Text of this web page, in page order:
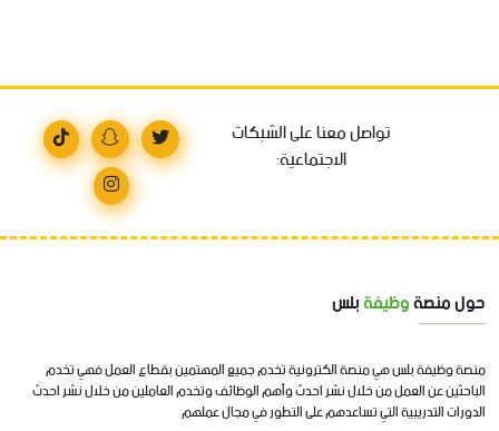
تواصل معنا على الشبكات
الاجتماعية:
حول منصةوظيفةبلس
منصة وظيفة بلس هي منصة الكترونية تخدم جميع المهتمين بقطاع العمل فهي تخدم
الباحثين عن العمل من خلال نشر احدث وأهم الوظائف وتخدم العاملين من خلال نشر احدث
الدورات التدريبية التي تساعدهم على التطور في مجال عملهم